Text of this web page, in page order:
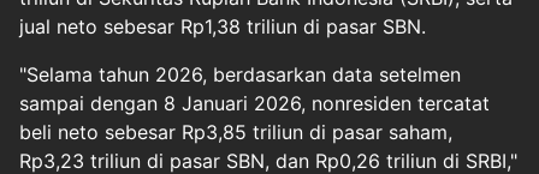
jual neto sebesar Rp1,38 triliun di pasar SBN.
"Selama tahun 2026, berdasarkan data setelmen
sampai dengan 8 Januari 2026, nonresiden tercatat
beli neto sebesar Rp3,85 triliun di pasar saham,
Rp3,23 triliun di pasar SBN, dan Rp0,26 triliun di SRBI,"